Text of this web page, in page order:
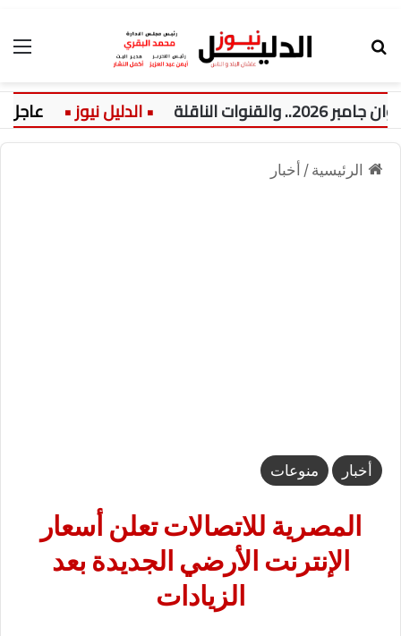
الناقلة عاجل:
الرئيسية / أخبار
أخبار منوعات
المصرية للاتصالات تعلن أسعار
الإنترنت الأرضي الجديدة بعد
الزيادات